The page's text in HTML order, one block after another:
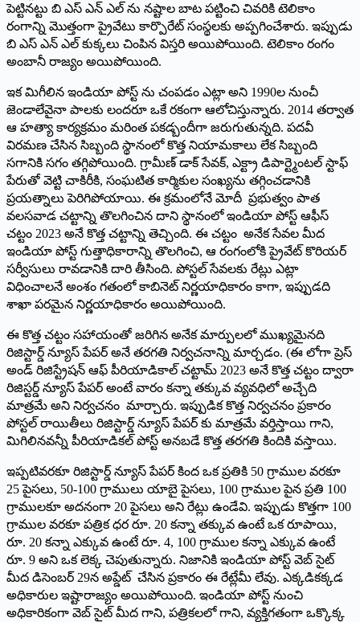
పెట్టినట్టు బి ఎస్‌ ఎన్‌ ఎల్‌ ‌ను నష్టాల బాట పట్టించి చివరికి టెలికాం
రంగాన్ని మొత్తంగా ప్రైవేటు కార్పొరేట్‌ ‌సంస్థలకు అప్పగించేశారు. ఇప్పుడు
బి ఎస్‌ ఎన్‌ ఎల్‌ ‌కుక్కలు చింపిన విస్తరి అయిపోయింది. టెలికాం రంగం
అంబానీ రాజ్యం అయిపోయింది.
ఇక మిగీలిన ఇండియా పోస్ట్ ‌ను చంపడం ఎట్లా అని 1990ల నుంచీ
జెండాలేవైనా పాలకు లందరూ ఒకే రకంగా ఆలోచిస్తున్నారు. 2014 తర్వాత
ఆ హత్యా కార్యక్రమం మరింత పకడ్బందీగా జరుగుతున్నది. పదవీ
విరమణ చేసిన సిబ్బంది స్థానంలో కొత్త నియామకాలు లేక సిబ్బంది
సగానికి సగం తగ్గిపోయింది. గ్రామీణ్‌ ‌డాక్‌ ‌సేవక్‌, ఎ‌క్ట్రా డిపార్ట్మెంటల్‌ ‌స్టాఫ్‌
‌పేరుతో వెట్టి చాకిరీకి, సంఘటిత కార్మికుల సంఖ్యను తగ్గించడానికి
ప్రయత్నాలు పెరిగిపోయాయి. ఈ క్రమంలోనే మోదీ ప్రభుత్వం పాత
వలసవాడ చట్టాన్ని తొలగించిన దాని స్థానంలో ఇండియా పోస్ట్ ఆఫీస్‌
‌చట్టం 2023 అనే కొత్త చట్టాన్ని తెచ్చింది. ఈ చట్టం అనేక సేవల మీద
ఇండియా పోస్ట్ ‌గుత్తాధికారాన్ని తొలగించి, ఆ రంగంలోకి ప్రైవేట్‌ ‌కొరియర్‌
‌సర్వీసులు రావడానికి దారి తీసింది. పోస్టల్‌ ‌సేవలకు రేట్లు ఎట్లా
విధించాలనే అంశం గతంలో కాబినెట్‌ ‌నిర్ణయాధికారం కాగా, ఇప్పుడది
శాఖా పరమైన నిర్ణయాధికారం అయిపోయింది.
ఈ కొత్త చట్టం సహాయంతో జరిగిన అనేక మార్పులలో ముఖ్యమైనది
రిజిస్టార్డ్ ‌న్యూస్‌ ‌పేపర్‌ అనే తరగతి నిర్వచనాన్ని మార్చడం. (ఈ లోగా ప్రెస్‌
అం‌డ్‌ ‌రిజిస్ట్రేషన్‌ ఆఫ్‌ ‌పీరియాడికాల్‌ ‌చట్టామ్‌ 2023 అనే కొత్త చట్టం ద్వారా
రిజిస్టర్డ్ ‌న్యూస్‌ ‌పేపర్‌ అం‌టే వారం కన్నా తక్కువ వ్యవధిలో అచ్చేది
మాత్రమే అని నిర్వచనం మార్చారు. ఇప్పుడిక కొత్త నిర్వచనం ప్రకారం
పోస్టల్‌ ‌రాయితీలు రిజిస్టార్డ్ ‌న్యూస్‌ ‌పేపర్‌ ‌కు మాత్రమే వర్తిస్తాయి గాని,
మిగిలినవన్నీ పీరియాడికల్‌ ‌పోస్ట్ అనబడే కొత్త తరగతి కిందికి వస్తాయి.
ఇప్పటివరకూ రిజిస్టార్డ్ ‌న్యూస్‌ ‌పేపర్‌ ‌కింద ఒక ప్రతికి 50 గ్రాముల వరకూ
25 పైసలు, 50-100 గ్రాములు యాబై పైసలు, 100 గ్రాముల పైన ప్రతి 100
గ్రాములకూ అదనంగా 20 పైసలు అని రేట్లు ఉండేవి. ఇప్పుడు కొత్తగా 100
గ్రాముల వరకూ పత్రిక ధర రూ. 20 కన్నా తక్కువ ఉంటే ఒక రూపాయి,
రూ. 20 కన్నా ఎక్కువ ఉంటే రూ. 4, 100 గ్రాముల కన్నా ఎక్కువ ఉంటే
రూ. 9 అని ఒక లెక్క చెపుతున్నారు. నిజానికి ఇండియా పోస్ట్ ‌వెబ్‌ ‌సైట్‌
‌మీద డిసెంబర్‌ 29‌న అప్డేట్‌ ‌చేసిన ప్రకారం ఈ రేట్లేమీ లేవు. ఎక్కడికక్కడ
అధికారుల ఇష్టారాజ్యం అయిపోయింది. ఇండియా పోస్ట్ ‌నుంచి
అధికారికంగా వెబ్‌ ‌సైట్‌ ‌మీద గాని, పత్రికలలో గాని, వ్యక్తిగతంగా ఒక్కొక్క